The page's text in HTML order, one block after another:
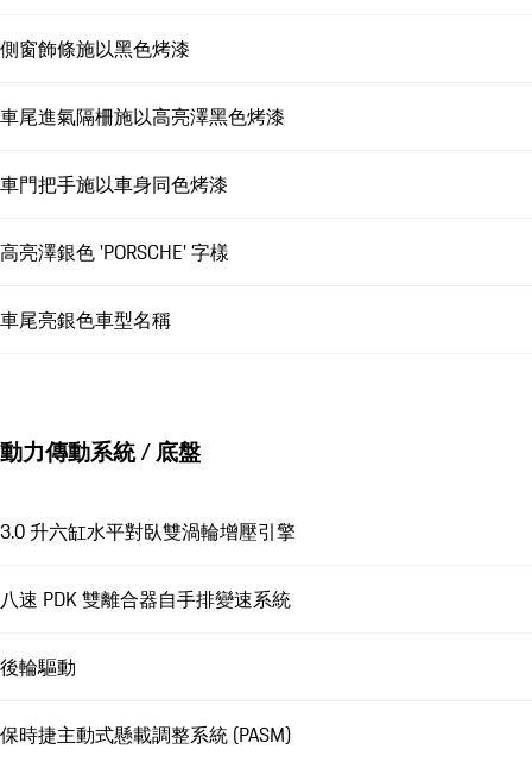
側窗飾條施以黑色烤漆
車尾進氣隔柵施以高亮澤黑色烤漆
車門把手施以車身同色烤漆
高亮澤銀色 'PORSCHE' 字樣
車尾亮銀色車型名稱
動力傳動系統 / 底盤
3.0 升六缸水平對臥雙渦輪增壓引擎
八速 PDK 雙離合器自手排變速系統
後輪驅動
保時捷主動式懸載調整系統 (PASM)